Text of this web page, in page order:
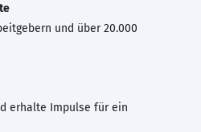
und über 20.000
erhalte Impulse für ein